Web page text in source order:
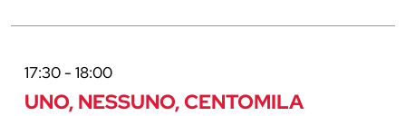
17:30 - 18:00
UNO, NESSUNO, CENTOMILA